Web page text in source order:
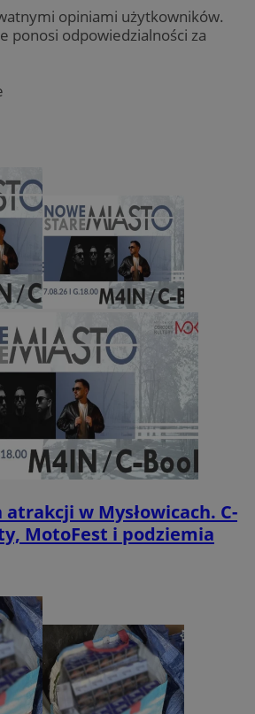
opiniami użytkowników.
ponosi odpowiedzialności za
atrakcji w Mysłowicach. C-
MotoFest i podziemia